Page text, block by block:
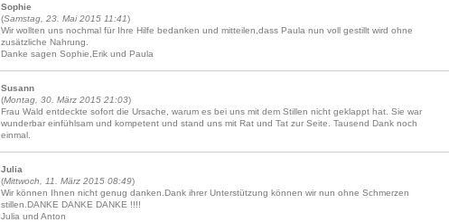
Sophie
(Samstag, 23. Mai 2015 11:41)
Wir wollten uns nochmal für Ihre Hilfe bedanken und mitteilen,dass Paula nun voll gestillt wird ohne
zusätzliche Nahrung.
Danke sagen Sophie,Erik und Paula
Susann
(Montag, 30. März 2015 21:03)
Frau Wald entdeckte sofort die Ursache, warum es bei uns mit dem Stillen nicht geklappt hat. Sie war
wunderbar einfühlsam und kompetent und stand uns mit Rat und Tat zur Seite. Tausend Dank noch
einmal.
Julia
(Mittwoch, 11. März 2015 08:49)
Wir können Ihnen nicht genug danken.Dank ihrer Unterstützung können wir nun ohne Schmerzen
stillen.DANKE DANKE DANKE !!!!
Julia und Anton